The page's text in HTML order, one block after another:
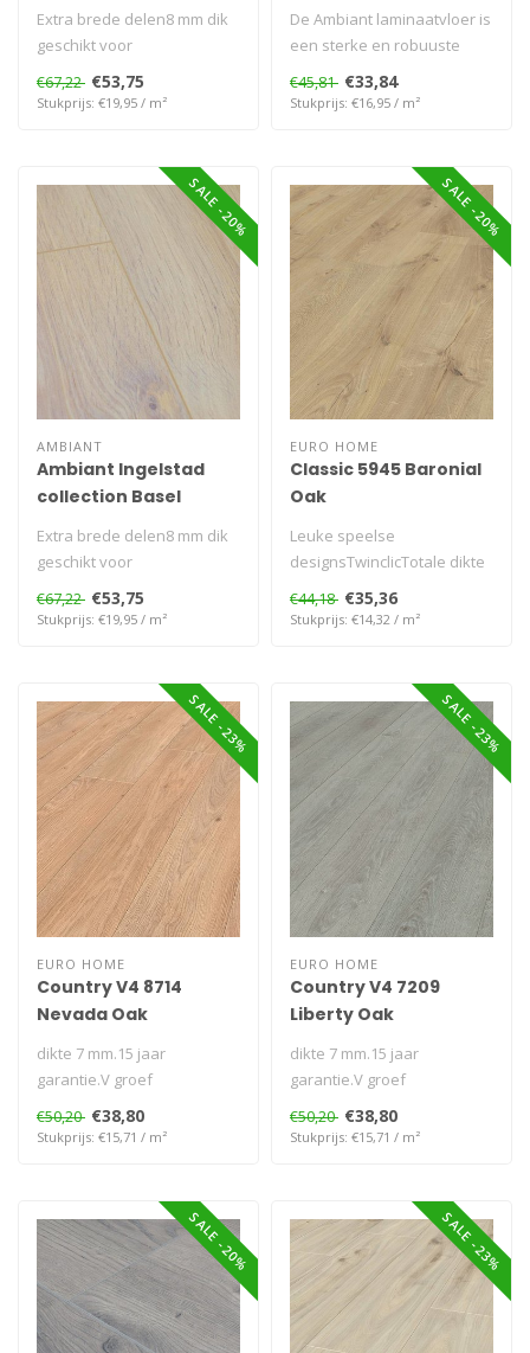
Extra brede delen8 mm dik
geschikt voor
vloerverwarming
€67,22 €53,75
Stukprijs: €19,95 / m²
De Ambiant laminaatvloer is
een sterke en robuuste
plank. De plank is 8 mm dik
e..
€45,81 €33,84
Stukprijs: €16,95 / m²
SALE -20%
AMBIANT
Ambiant Ingelstad
collection Basel
Extra brede delen8 mm dik
geschikt voor
vloerverwarming
€67,22 €53,75
Stukprijs: €19,95 / m²
SALE -20%
EURO HOME
Classic 5945 Baronial
Oak
Leuke speelse
designsTwinclicTotale dikte
7 mm. Oppervlakte
1285x192 mm. 10 pane..
€44,18 €35,36
Stukprijs: €14,32 / m²
SALE -23%
EURO HOME
Country V4 8714
Nevada Oak
dikte 7 mm.15 jaar
garantie.V groef
rondom.Afmeting: 1285x192
mm..
€50,20 €38,80
Stukprijs: €15,71 / m²
SALE -23%
EURO HOME
Country V4 7209
Liberty Oak
dikte 7 mm.15 jaar
garantie.V groef
rondom.Afmeting: 1285x192
mm..
€50,20 €38,80
Stukprijs: €15,71 / m²
SALE -20% SALE -23%